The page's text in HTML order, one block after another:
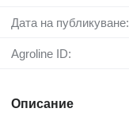
Дата на публикуване:
Agroline ID:
Описание